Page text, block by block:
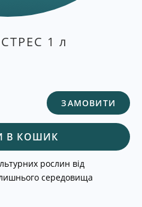
1 л
рослин від
середовища
ЗАМОВИТИ
В КОШИК